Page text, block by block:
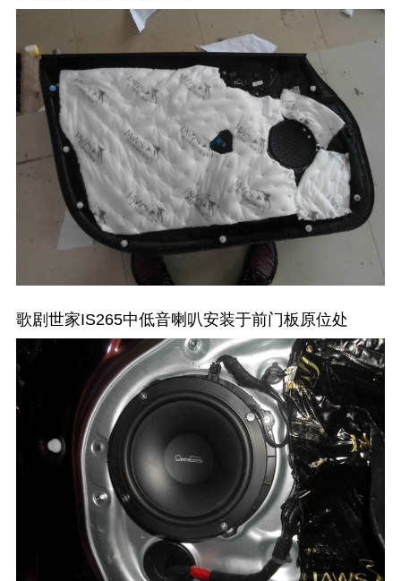
歌剧世家IS265中低音喇叭安装于前门板原位处